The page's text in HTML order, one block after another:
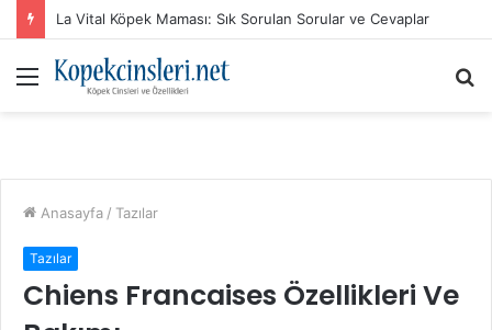
La Vital Köpek Maması: Sık Sorulan Sorular ve Cevaplar
Menü
Anasayfa / Tazılar
Tazılar
Chiens Francaises Özellikleri Ve